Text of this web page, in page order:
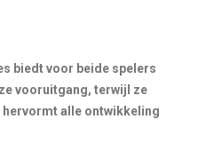
biedt voor beide spelers
vooruitgang, terwijl ze
hervormt alle ontwikkeling